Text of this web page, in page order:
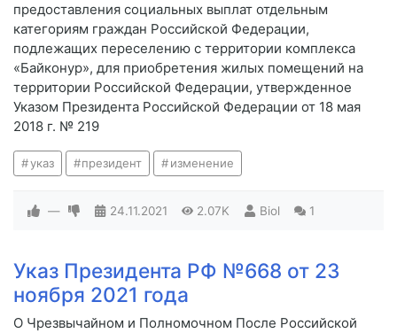
предоставления социальных выплат отдельным
категориям граждан Российской Федерации,
подлежащих переселению с территории комплекса
«Байконур», для приобретения жилых помещений на
территории Российской Федерации, утвержденное
Указом Президента Российской Федерации от 18 мая
2018 г. № 219
указ президент изменение
— 24.11.2021 2.07K Biol 1
Указ Президента РФ №668 от 23
ноября 2021 года
О Чрезвычайном и Полномочном После Российской